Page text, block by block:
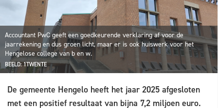
Accountant PwC geeft een goedkeurende verklaring af voor de
jaarrekening en dus groen licht, maar er is ook huiswerk voor het
Hengelose college van b en w.
BEELD: 1TWENTE
De gemeente Hengelo heeft het jaar 2025 afgesloten
met een positief resultaat van bijna 7,2 miljoen euro.